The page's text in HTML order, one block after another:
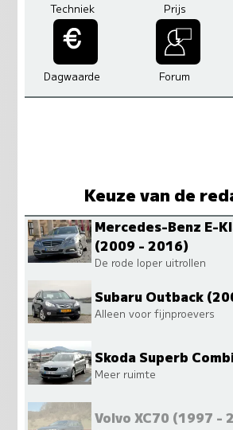
Techniek Prijs
Dagwaarde Forum
Keuze van de
Mercedes-Benz E-
(2009 - 2016)
De rode loper uitrollen
Subaru Outback
Alleen voor fijnproevers
Skoda Superb
Meer ruimte
Volvo XC70 (1997 -